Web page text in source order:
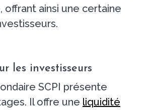
offrant ainsi une certaine
les investisseurs
SCPI présente
Il offre une liquidité